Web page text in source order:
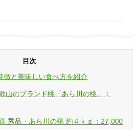
目次
徴と美味しい食べ方を紹介
山のブランド桃「あら川の桃」：
秀品・あら川の桃 約４ｋｇ：27,000